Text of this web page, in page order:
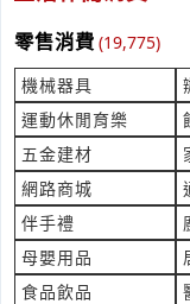
產業:結構建材
來自:楊OO 詢價
時間:08/07 14:56
PowerBoost 1000
產業:半導體設備
來自:范OO 詢價
時間:08/07 14:56
零售消費 (19,775)
機械器具
運動休閒育樂
五金建材
網路商城
伴手禮
母嬰用品
食品飲品